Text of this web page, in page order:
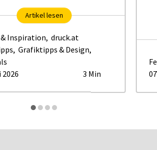
Artikel lesen
Inspiration, druck.at
, Grafiktipps & Design,
2026
3 Min